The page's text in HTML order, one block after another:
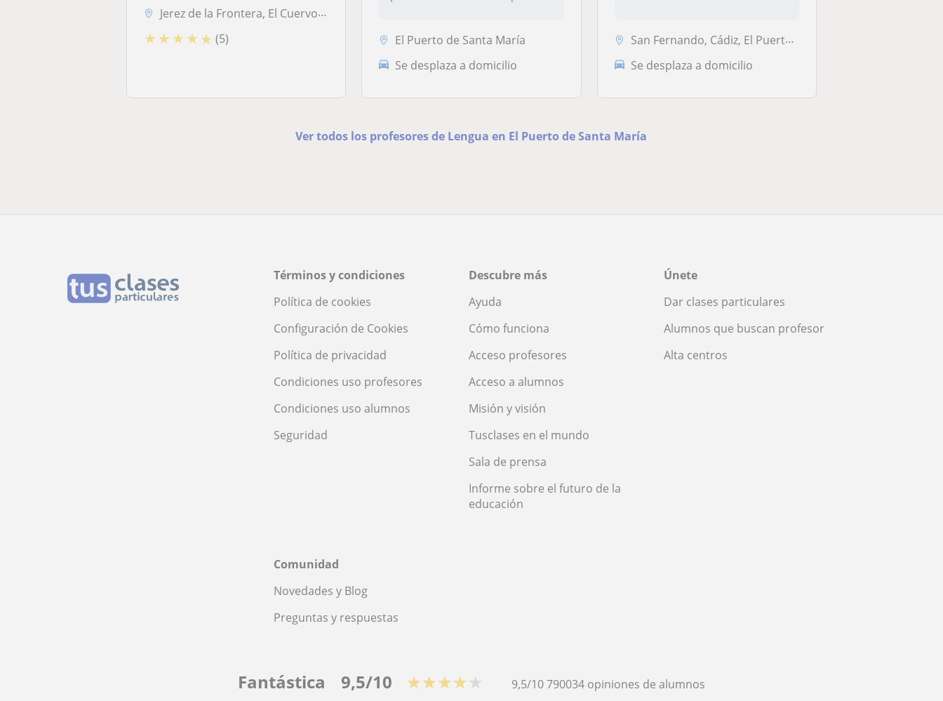
Jerez de la Frontera, El Cuervo de Sevilla, El Puerto de Santa María, ...
★ ★ ★ ★ ★ (5)
El Puerto de Santa María
Se desplaza a domicilio
San Fernando, Cádiz, El Puerto de Santa María, Chiclana de la Frontera...
Se desplaza a domicilio
Ver todos los profesores de Lengua en El Puerto de Santa María
Términos y condiciones
Política de cookies
Configuración de Cookies
Política de privacidad
Condiciones uso profesores
Condiciones uso alumnos
Seguridad
Descubre más
Ayuda
Cómo funciona
Acceso profesores
Acceso a alumnos
Misión y visión
Tusclases en el mundo
Sala de prensa
Informe sobre el futuro de la
educación
Únete
Dar clases particulares
Alumnos que buscan profesor
Alta centros
Comunidad
Novedades y Blog
Preguntas y respuestas
Fantástica 9,5/10 ★★★★★ 9,5/10790034 opiniones de alumnos